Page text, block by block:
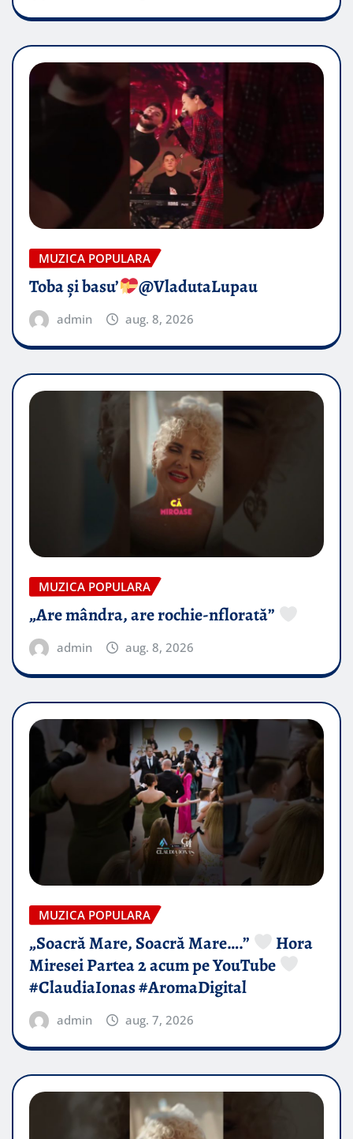
MUZICA POPULARA
Toba și basu’ @VladutaLupau
admin aug. 8, 2026
MUZICA POPULARA
„Are mândra, are rochie-nflorată”
admin aug. 8, 2026
MUZICA POPULARA
„Soacră Mare, Soacră Mare….”
Hora
Miresei Partea 2 acum pe YouTube
#ClaudiaIonas #AromaDigital
admin aug. 7, 2026